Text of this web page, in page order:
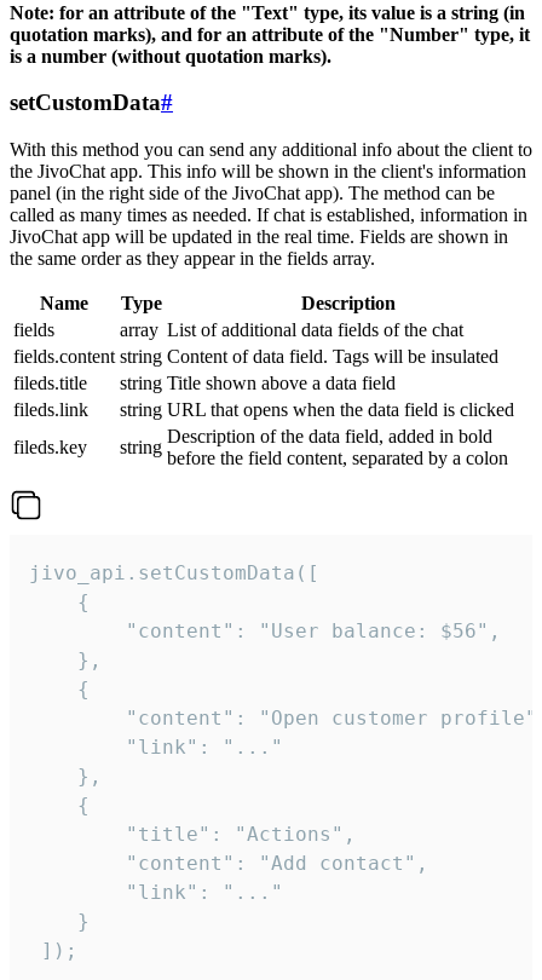
Note: for an attribute of the "Text" type, its value is a string (in
quotation marks), and for an attribute of the "Number" type, it
is a number (without quotation marks).
setCustomData#
With this method you can send any additional info about the client to
the JivoChat app. This info will be shown in the client's information
panel (in the right side of the JivoChat app). The method can be
called as many times as needed. If chat is established, information in
JivoChat app will be updated in the real time. Fields are shown in
the same order as they appear in the fields array.
Name Type
Description
fields
array List of additional data fields of the chat
fields.content string Content of data field. Tags will be insulated
fileds.title
string Title shown above a data field
fileds.link
string URL that opens when the data field is clicked
fileds.key
string
Description of the data field, added in bold
before the field content, separated by a colon
jivo_api.setCustomData([
    {
        "content": "User balance: $56",
    },
    {
"content": "Open customer
        "link": "..."
    },
    {
        "title": "Actions",
        "content": "Add contact",
        "link": "..."
    }
]);